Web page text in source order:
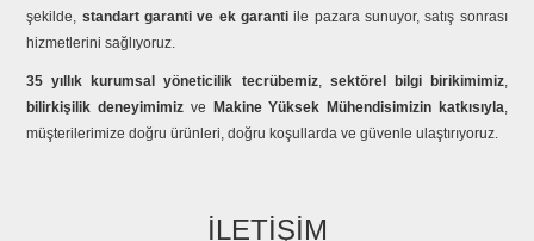
şekilde, standart garanti ve ek garanti ile pazara sunuyor, satış sonrası
hizmetlerini sağlıyoruz.
35 yıllık kurumsal yöneticilik tecrübemiz, sektörel bilgi birikimimiz,
bilirkişilik deneyimimiz ve Makine Yüksek Mühendisimizin katkısıyla,
müşterilerimize doğru ürünleri, doğru koşullarda ve güvenle ulaştırıyoruz.
İLETIŞIM